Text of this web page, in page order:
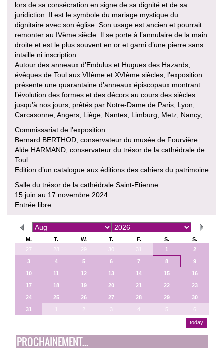
lors de sa consécration en signe de sa dignité et de sa
juridiction. Il est le symbole du mariage mystique du
dignitaire avec son église. Son usage est ancien et pourrait
remonter au IVème siècle. Il se porte à l’annulaire de la main
droite et est le plus souvent en or et garni d’une pierre sans
intaille ni inscription.
Autour des anneaux d’Endulus et Hugues des Hazards,
évêques de Toul aux VIIème et XVIème siècles, l’exposition
présente une quarantaine d’anneaux épiscopaux montrant
l’évolution des formes et des décors au cours des siècles
jusqu’à nos jours, prêtés par Notre-Dame de Paris, Lyon,
Carcasonne, Angers, Liège, Nantes, Limburg, Metz, Nancy,
Commissariat de l’exposition :
Bernard BERTHOD, conservateur du musée de Fourvière
Alde HARMAND, conservateur du trésor de la cathédrale de
Toul
Edition d’un catalogue aux éditions des cahiers du patrimoine
Salle du trésor de la cathédrale Saint-Etienne
15 juin au 17 novembre 2024
Entrée libre
M. T. W. T. F. S.
S.
27
28 29 30 31 1
2
3
4 5 6 7 8
9
10
11 12 13 14 15
16
17
18 19 20 21 22
23
24
25 26 27 28 29
30
31
1 2 3 4 5 6
today
PROCHAINEMENT...